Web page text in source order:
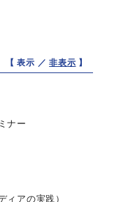
【 表示 ／非表示 】
ナー
ィアの実践）